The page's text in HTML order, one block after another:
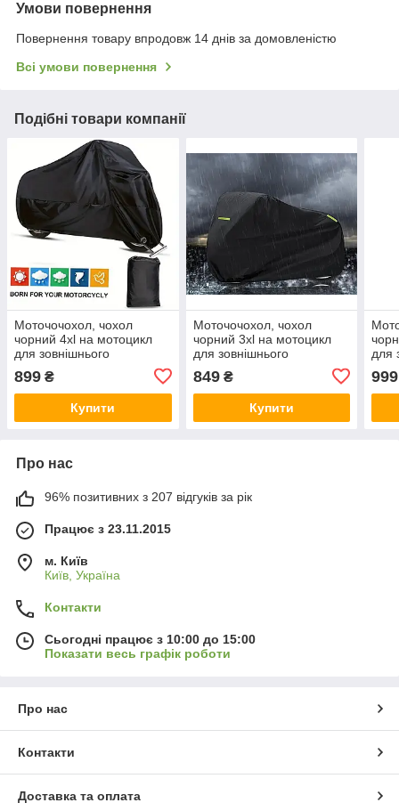
Умови повернення
Повернення товару впродовж 14 днів за домовленістю
Всі умови повернення
Подібні товари компанії
Моточочохол, чохол
чорний 4xl на мотоцикл
для зовнішнього
Oxford
899 ₴
Купити
Моточочохол, чохол
чорний 3xl на мотоцикл
для зовнішнього
Oxford
849₴
Купити
для
999
Про нас
96% позитивних з 207 відгуків за рік
Працює з 23.11.2015
м. Київ
Київ, Україна
Контакти
Сьогодні працює з 10:00 до 15:00
Показати весь графік роботи
Про нас
Контакти
Доставка та оплата